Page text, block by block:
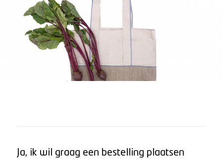
Ja, ik wil graag een bestelling plaatsen